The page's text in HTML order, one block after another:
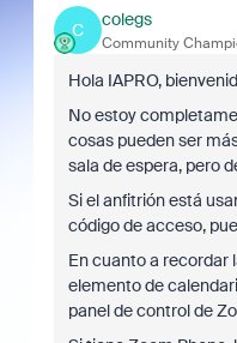
C
colegs
Community
Hola IAPRO,
No estoy
cosas pueden ser
sala de espera, pero
Si el anfitrión está
código de acceso,
En cuanto a recordar
elemento de
panel de control de